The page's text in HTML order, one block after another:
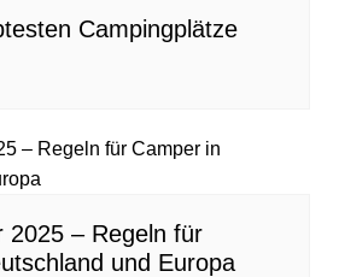
Campingplätze
2025 – Regeln für
und Europa